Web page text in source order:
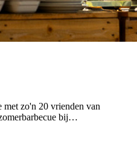
zo'n 20 vrienden van
bij…